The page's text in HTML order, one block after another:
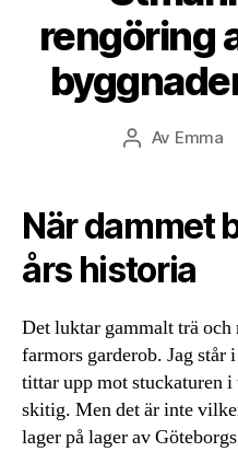
rengöring
Av Emma
När dammet
års historia
Det luktar gammalt trä och
farmors garderob. Jag står
tittar upp mot stuckaturen
skitig. Men det är inte
lager på lager av